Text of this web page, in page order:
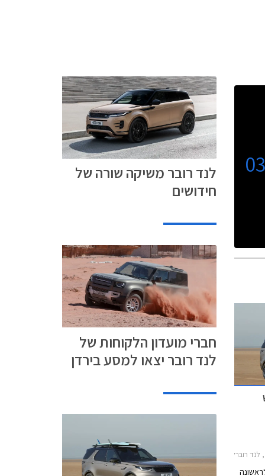
רובר דיסקברי 5 2017-2021
לנד רובר משיקה שורה של
חידושים
חברי מועדון הלקוחות של
לנד רובר יצאו למסע בירדן